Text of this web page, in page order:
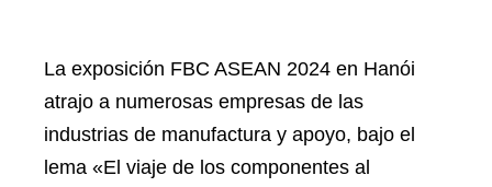
La exposición FBC ASEAN 2024 en Hanói
atrajo a numerosas empresas de las
industrias de manufactura y apoyo, bajo el
lema «El viaje de los componentes al